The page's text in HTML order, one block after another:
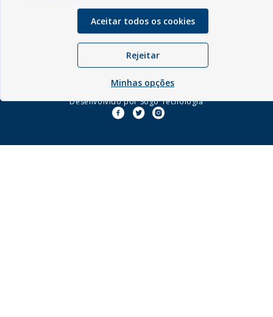
E-mail: diretoria@guamare.rn.leg.br
Horário: Segunda a sexta-feira, das 8h às 12h
© Copyright - 2026 | Câmara Municipal de Guamaré - RN |
Desenvolvido porSogo Tecnologia
Aceitar todos os cookies
Rejeitar
Minhas opções